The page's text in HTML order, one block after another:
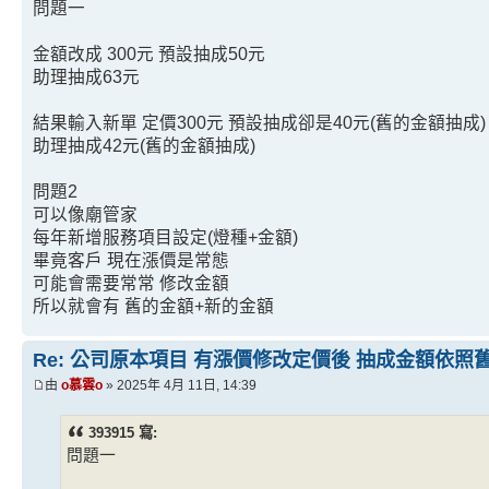
問題一
金額改成 300元 預設抽成50元
助理抽成63元
結果輸入新單 定價300元 預設抽成卻是40元(舊的金額抽成)
助理抽成42元(舊的金額抽成)
問題2
可以像廟管家
每年新增服務項目設定(燈種+金額)
畢竟客戶 現在漲價是常態
可能會需要常常 修改金額
所以就會有 舊的金額+新的金額
Re: 公司原本項目 有漲價修改定價後 抽成金額依照
由 o慕雲o » 2025年 4月 11日, 14:39
393915 寫:
問題一